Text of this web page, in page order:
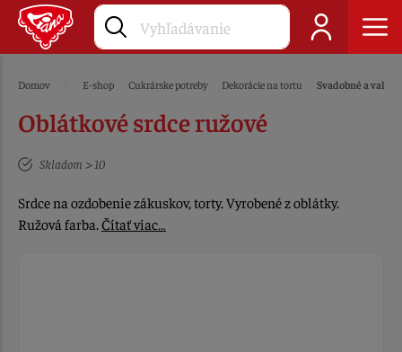
Domov E-shop Cukrárske potreby Dekorácie na tortu Svadobné a
Oblátkové srdce ružové
Skladom > 10
Srdce na ozdobenie zákuskov, torty. Vyrobené z oblátky.
Ružová farba.Čítať viac…